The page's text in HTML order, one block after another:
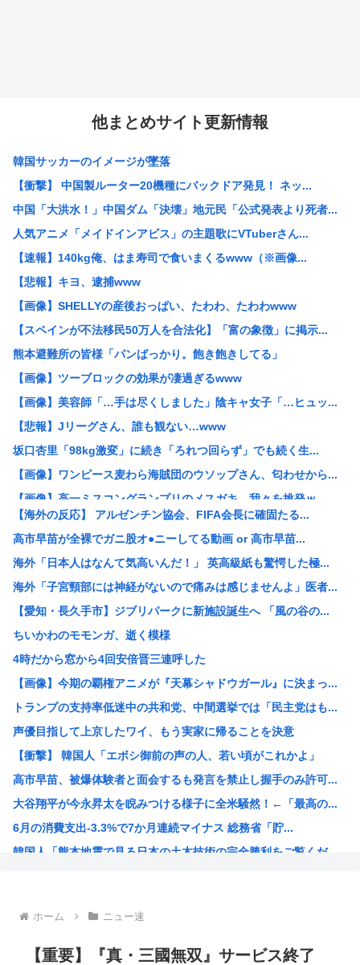
他まとめサイト更新情報
韓国サッカーのイメージが墜落
【衝撃】 中国製ルーター20機種にバックドア発見！ ネッ...
中国「大洪水！」中国ダム「決壊」地元民「公式発表より死者...
人気アニメ「メイドインアビス」の主題歌にVTuberさん...
【速報】140kg俺、はま寿司で食いまくるwww（※画像...
【悲報】キヨ、逮捕www
【画像】SHELLYの産後おっぱい、たわわ、たわわwww
【スペインが不法移民50万人を合法化】「富の象徴」に掲示...
熊本避難所の皆様「パンばっかり。飽き飽きしてる」
【画像】ツーブロックの効果が凄過ぎるwww
【画像】美容師「…手は尽くしました」陰キャ女子「…ヒュッ...
【悲報】Jリーグさん、誰も観ない…www
坂口杏里「98kg激変」に続き「ろれつ回らず」でも続く生...
【画像】ワンピース麦わら海賊団のウソップさん、匂わせから...
【画像】高一ミスコングランプリのメスガキ、我々を挑発ｗ
「吉野家」「松屋」「すき家」←この3つが並んでたらお前ら...
ワイ、「着衣おっばい」でしか抜けない体質になってしまうw...
【悲報】女が笑いを取る方法、「女を捨てる」「下ネタ連発す...
【朗報画像】現役JKママ、とんでもない事になってしまうw...
コメ卸大手さん、営業利益83%減 高値で買い込んだ米が売...
【画像】浴衣おつぱいたまらんwww
【画像】ココリコ田中「あかん、浜田メッチャ腹立つ奴やなぁ...
保護猫カフェで流血するくらい引っ掻かれちゃった店員さんか...
中国人のリウさん、新エネ車で国境越えたら遠隔操作で30時...
新幹線の指定席…早めに予約した通路側の席に、見知らぬ母子...
【悲報】なぜ、「日常系アニメ」は廃れたのか？
【画像】地方で閉店しまくったイトーヨーカドー、にじさんじ...
【画像】こういう水着ギャル好きなやつ
【悲報】20歳から8か月の年金未納、事故で手足3本を失う...
【海外の反応】 アルゼンチン協会、FIFA会長に確固たる...
高市早苗が全裸でガニ股オ●ニーしてる動画 or 高市早苗...
海外「日本人はなんて気高いんだ！」 英高級紙も驚愕した極...
海外「子宮頸部には神経がないので痛みは感じませんよ」医者...
【愛知・長久手市】ジブリパークに新施設誕生へ 「風の谷の...
ちいかわのモモンガ、逝く模様
4時だから窓から4回安倍晋三連呼した
【画像】今期の覇権アニメが『天幕シャドウガール』に決まっ...
トランプの支持率低迷中の共和党、中間選挙では「民主党はも...
声優目指して上京したワイ、もう実家に帰ることを決意
【衝撃】 韓国人「エボシ御前の声の人、若い頃がこれかよ」
高市早苗、被爆体験者と面会するも発言を禁止し握手のみ許可...
大谷翔平が今永昇太を睨みつける様子に全米騒然！←「最高の...
6月の消費支出-3.3%で7か月連続マイナス 総務省「貯...
韓国人「熊本地震で見る日本の土木技術の完全勝利をご覧くだ...
海外「まるでタイムスリップしたみたいだ…！」日本の江戸時...
【衝撃】 韓国人「エボシ御前の声の人、若い頃がこれかよ」
ホーム ニュー速
【重要】『真・三國無双』サービス終了